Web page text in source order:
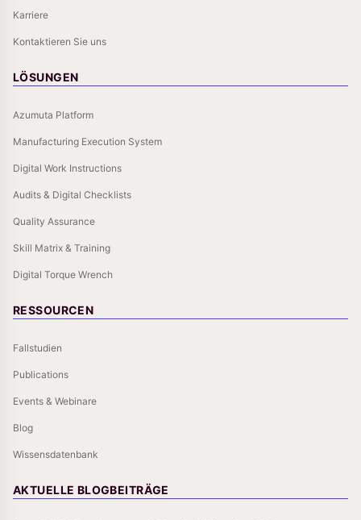
Karriere
Kontaktieren Sie uns
LÖSUNGEN
Azumuta Platform
Manufacturing Execution System
Digital Work Instructions
Audits & Digital Checklists
Quality Assurance
Skill Matrix & Training
Digital Torque Wrench
RESSOURCEN
Fallstudien
Publications
Events & Webinare
Blog
Wissensdatenbank
AKTUELLE BLOGBEITRÄGE